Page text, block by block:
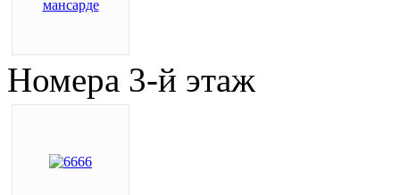
Номера 3-й этаж